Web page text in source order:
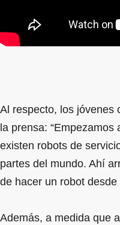
Al respecto, los jóvenes
la prensa:
existen robots de
partes del mundo. Ahí
de hacer un robot desde
Además, a medida que